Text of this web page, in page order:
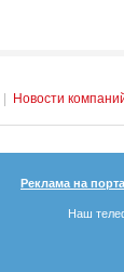
Новости
Реклама на
Наш